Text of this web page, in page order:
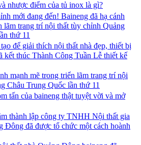
nhược điểm của tủ inox là gì?
mới đang đến! Baineng đã hạ cánh
lãm trang trí nội thất tùy chỉnh Quảng
thứ 11
để giải thích nội thất nhà đẹp, thiết bị
kết thúc Thành Công Tuần Lễ thiết kế
mạnh mẽ trong triển lãm trang trí nội
Châu Trung Quốc lần thứ 11
tấn của baineng thật tuyệt vời và mở
thành lập công ty TNHH Nội thất gia
Đông đã được tổ chức một cách hoành